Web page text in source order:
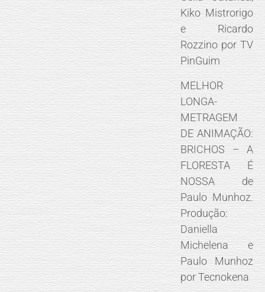
Kiko Mistrorigo
e Ricardo
Rozzino por TV
PinGuim
MELHOR
LONGA-
METRAGEM
DE ANIMAÇÃO:
BRICHOS – A
FLORESTA É
NOSSA de
Paulo Munhoz.
Produção:
Daniella
Michelena e
Paulo Munhoz
por Tecnokena